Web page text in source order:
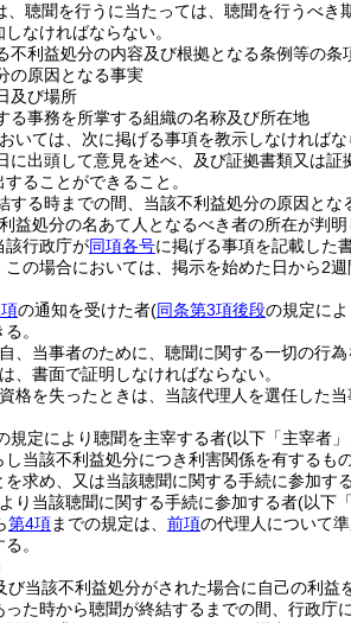
、聴聞を行うに当たっては、聴聞を行うべ
なければならない。
不利益処分の内容及び根拠となる条例等の条
の原因となる事実
及び場所
る事務を所掌する組織の名称及び所在地
いては、次に掲げる事項を教示しなければな
に出頭して意見を述べ、及び証拠書類又は証
ることができること。
する時までの間、当該不利益処分の原因とな
益処分の名あて人となるべき者の所在が判
該行政庁が同項各号に掲げる事項を記載した
この場合においては、掲示を始めた日から2
の通知を受けた者(同条第3項後段の規定に
。
、当事者のために、聴聞に関する一切の行為
、書面で証明しなければならない。
格を失ったときは、当該代理人を選任した
規定により聴聞を主宰する者(以下「主宰者
し当該不利益処分につき利害関係を有するも
求め、又は当該聴聞に関する手続に参加す
り当該聴聞に関する手続に参加する者(以下
第4項までの規定は、 前項の代理人について準
。
び当該不利益処分がされた場合に自己の利益
った時から聴聞が終結するまでの間、行政